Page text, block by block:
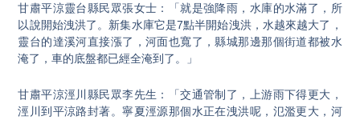
甘肅平涼靈台縣民眾張女士：「就是強降雨，水庫的水滿了，所
以說開始洩洪了。新集水庫它是7點半開始洩洪，水越來越大了，
靈台的達溪河直接漲了，河面也寬了，縣城那邊那個街道都被水
淹了，車的底盤都已經全淹到了。」
甘肅平涼涇川縣民眾李先生：「交通管制了，上游雨下得更大，
涇川到平涼路封著。寧夏涇源那個水正在洩洪呢，氾濫更大，河